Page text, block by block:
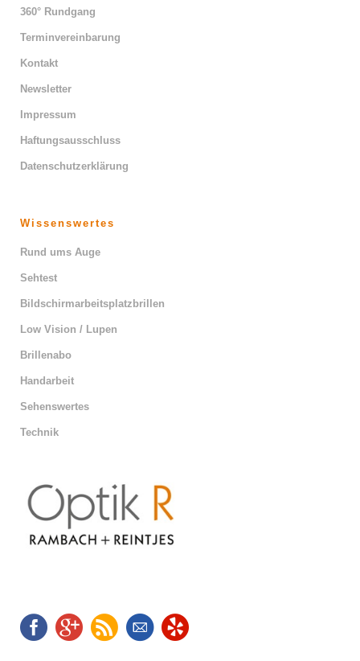
360° Rundgang
Terminvereinbarung
Kontakt
Newsletter
Impressum
Haftungsausschluss
Datenschutzerklärung
Wissenswertes
Rund ums Auge
Sehtest
Bildschirmarbeitsplatzbrillen
Low Vision / Lupen
Brillenabo
Handarbeit
Sehenswertes
Technik